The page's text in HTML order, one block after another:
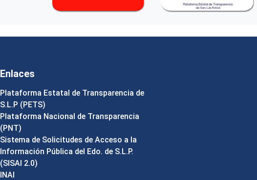
Enlaces
Plataforma Estatal de Transparencia de
S.L.P (PETS)
Plataforma Nacional de Transparencia
(PNT)
Sistema de Solicitudes de Acceso a la
Información Pública del Edo. de S.L.P.
(SISAI 2.0)
INAI